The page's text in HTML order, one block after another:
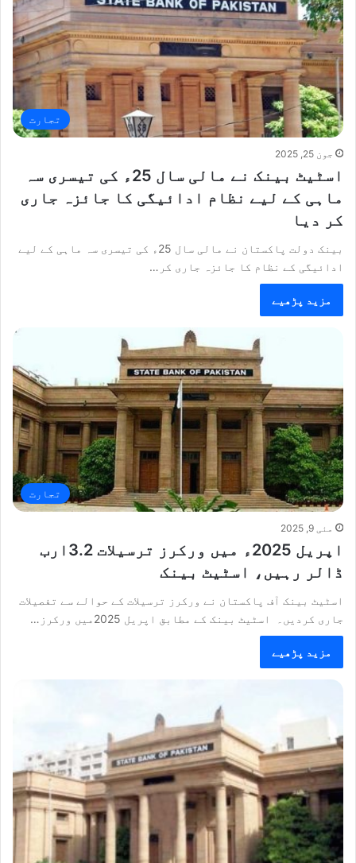
تجارت
جون 25, 2025
اسٹیٹ بینک نے مالی سال 25ء کی تیسری سہ
ماہی کے لیے نظام ادائیگی کا جائزہ جاری
کر دیا
بینک دولت پاکستان نے مالی سال 25ء کی تیسری سہ ماہی کے لیے
ادائیگی کے نظام کا جائزہ جاری کر…
مزید پڑھیے
تجارت
مئی 9, 2025
اپریل 2025ء میں ورکرز ترسیلات 3.2ارب
ڈالر رہیں، اسٹیٹ بینک
اسٹیٹ بینک آف پاکستان نے ورکرز ترسیلات کے حوالے سے تفصیلات
جاری کردیں۔ اسٹیٹ بینک کے مطابق اپریل 2025میں ورکرز…
مزید پڑھیے